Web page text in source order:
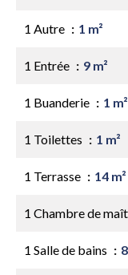
1 Autre 1 m²
1 Entrée 9 m²
1 Buanderie 1 m²
1 Toilettes 1 m²
1 Terrasse 14 m²
1 Chambre de
1 Salle de bains